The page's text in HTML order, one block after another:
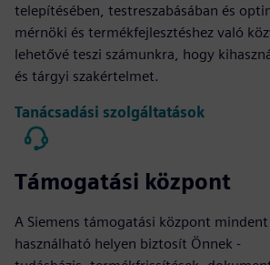
telepítésében, testreszabásában és
mérnöki és termékfejlesztéshez való
lehetővé teszi számunkra, hogy
és tárgyi szakértelmet.
Tanácsadási szolgáltatások
Támogatási központ
A Siemens támogatási központ
használható helyen biztosít Önnek -